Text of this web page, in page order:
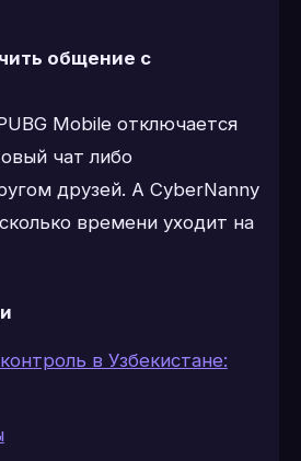
общение с
Mobile отключается
чат либо
друзей. А CyberNanny
времени уходит на
в Узбекистане: